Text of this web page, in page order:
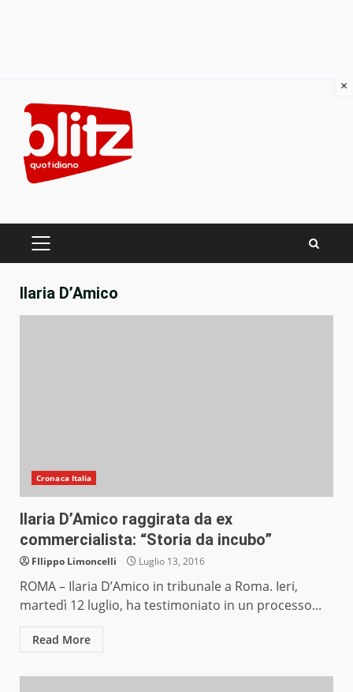
content
PRIMARY
Ilaria D’Amico
Cronaca Italia
Ilaria D’Amico raggirata da ex
commercialista: “Storia da incubo”
FIlippo Limoncelli Luglio 13, 2016
ROMA – Ilaria D’Amico in tribunale a Roma. Ieri,
martedì 12 luglio, ha testimoniato in un processo...
Read More
×